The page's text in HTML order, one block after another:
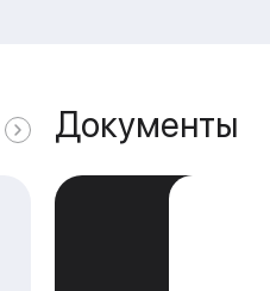
Документы